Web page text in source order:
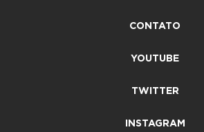
CONTATO
YOUTUBE
TWITTER
INSTAGRAM